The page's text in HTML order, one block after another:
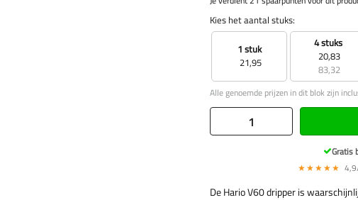
Kies het aantal stuks:
1 stuk
21,95
4 stuks
20,83
83,32
Alle genoemde prijzen in dit blok zijn
Gratis
★★★★★
De Hario V60 dripper is